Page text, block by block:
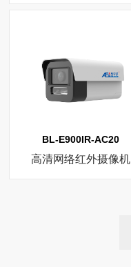
BL-E900IR-AC20
高清网络红外摄像机